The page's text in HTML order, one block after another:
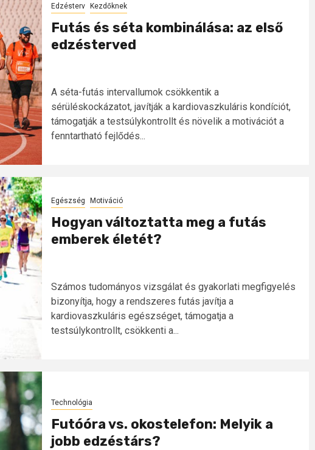
Edzésterv Kezdőknek
Futás és séta kombinálása: az első
edzésterved
A séta-futás intervallumok csökkentik a
sérüléskockázatot, javítják a kardiovaszkuláris kondíciót,
támogatják a testsúlykontrollt és növelik a motivációt a
fenntartható fejlődés...
Egészség Motiváció
Hogyan változtatta meg a futás
emberek életét?
Számos tudományos vizsgálat és gyakorlati megfigyelés
bizonyítja, hogy a rendszeres futás javítja a
kardiovaszkuláris egészséget, támogatja a
testsúlykontrollt, csökkenti a...
Technológia
Futóóra vs. okostelefon: Melyik a
jobb edzéstárs?